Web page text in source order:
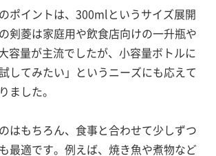
ポイントは、300mlというサイズ展開
剣菱は家庭用や飲食店向けの一升瓶や
容量が主流でしたが、小容量ボトルに
してみたい」というニーズにも応えて
ました。
はもちろん、食事と合わせて少しずつ
最適です。例えば、焼き魚や煮物など